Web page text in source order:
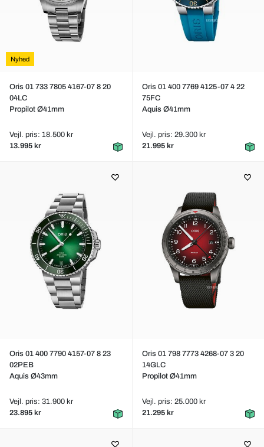
Nyhed
Oris 01 733 7805 4167-07 8 20
04LC
Propilot Ø41mm
Vejl. pris: 18.500 kr
13.995 kr
Oris 01 400 7769 4125-07 4 22
75FC
Aquis Ø41mm
Vejl. pris: 29.300 kr
21.995 kr
Oris 01 400 7790 4157-07 8 23
02PEB
Aquis Ø43mm
Vejl. pris: 31.900 kr
23.895 kr
Oris 01 798 7773 4268-07 3 20
14GLC
Propilot Ø41mm
Vejl. pris: 25.000 kr
21.295 kr